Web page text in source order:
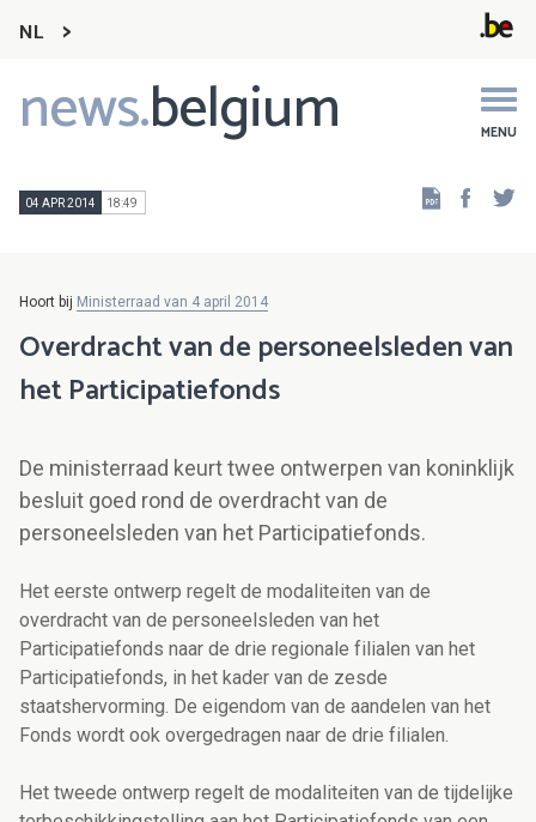
NL
news.belgium MENU
Main
navigation
04 APR 2014 18:49
Hoort bij Ministerraad van 4 april 2014
Overdracht van de personeelsleden van
het Participatiefonds
De ministerraad keurt twee ontwerpen van koninklijk
besluit goed rond de overdracht van de
personeelsleden van het Participatiefonds.
Het eerste ontwerp regelt de modaliteiten van de
overdracht van de personeelsleden van het
Participatiefonds naar de drie regionale filialen van het
Participatiefonds, in het kader van de zesde
staatshervorming. De eigendom van de aandelen van het
Fonds wordt ook overgedragen naar de drie filialen.
Het tweede ontwerp regelt de modaliteiten van de tijdelijke